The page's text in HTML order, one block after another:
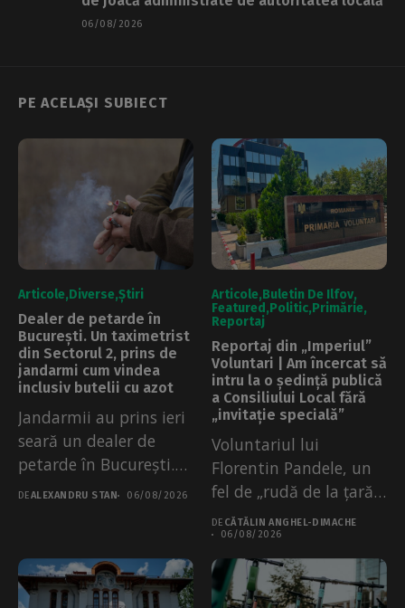
06/08/2026
PE ACELAȘI SUBIECT
Articole Diverse Știri
Dealer de petarde în
București. Un taximetrist
din Sectorul 2, prins de
jandarmi cum vindea
inclusiv butelii cu azot
Jandarmii au prins ieri
seară un dealer de
petarde în București.
Este...
DEALEXANDRU STAN 06/08/2026
Articole Buletin De Ilfov
Featured Politic Primărie
Reportaj
Reportaj din „Imperiul”
Voluntari | Am încercat să
intru la o ședință publică
a Consiliului Local fără
„invitație specială”
Voluntariul lui
Florentin Pandele, un
fel de „rudă de la țară”
a...
DE CĂTĂLIN ANGHEL-DIMACHE
06/08/2026